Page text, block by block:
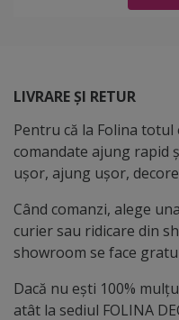
LIVRARE ȘI RETUR
Pentru că la Folina
comandate ajung rapid
ușor, ajung ușor,
Când comanzi, alege
curier sau ridicare din
showroom se face
Dacă nu ești 100%
atât la sediul FOLINA